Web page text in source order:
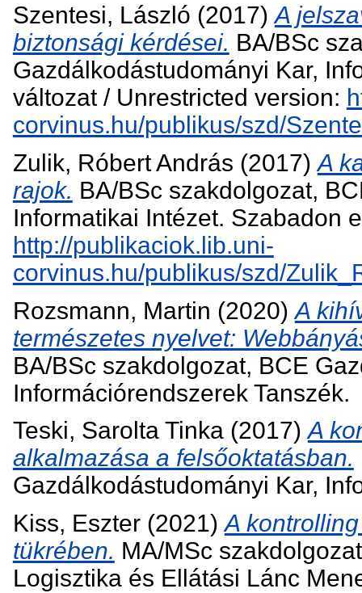
Szentesi, László (2017)A
biztonsági kérdései. BA/BSc
Gazdálkodástudományi Kar,
változat / Unrestricted version:
corvinus.hu/publikus/szd/
Zulik, Róbert András (2017)A
rajok. BA/BSc szakdolgozat,
Informatikai Intézet. Szabadon
http://publikaciok.lib.uni-
corvinus.hu/publikus/szd/
Rozsmann, Martin (2020) A
természetes nyelvet:
BA/BSc szakdolgozat, BCE
Információrendszerek Tanszék.
Teski, Sarolta Tinka(2017)A
alkalmazása a felsőoktatásban.
Gazdálkodástudományi Kar,
Kiss, Eszter(2021)A
tükrében. MA/MSc
Logisztika és Ellátási Lánc